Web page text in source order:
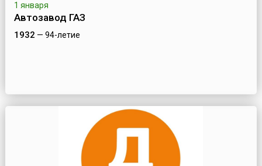
1 января
Автозавод ГАЗ
1932 — 94-летие